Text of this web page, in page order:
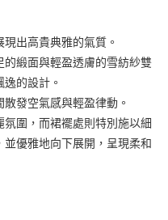
戶可立即使用無須另外申請。
立後會自動跳轉到大哥付的交易
、繳款截止日，確認付款後即完
後續交易確認頁面所載為準。
遇審核未通過，訂單將自動取
」的支付方式。 讓您購物簡單
儲值。
出高貴典雅的氣質。
緞面與輕盈透膚的雪紡紗雙
的設計。
發空氣感與輕盈律動。
圍，而裙襬處則特別施以細
優雅地向下展開，呈現柔和